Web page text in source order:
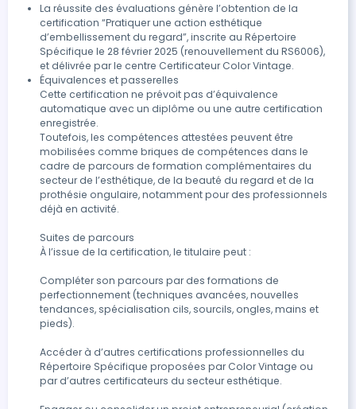
prestation complète réalisée par l'apprenant(e) -
Analyse des photos avant et après la prestation -
Conseils personnalisés pour perfectionner les gestes et
maîtriser les timings - Rappel des consignes de suivi et
d’entretien à transmettre à la cliente 3) Technique des
extensions méthode mixte (cil à cil et bouquets pré
faits) - Présentation du protocole des extensions
méthode mixte (cil à cil et bouquets pré faits) -
Réalisation de la prestation : phase préparatoire des
cils, sécurisation des cils inférieurs, création du
mapping (tailles, courbure, diamètre, isolation des cils
naturels, fusion de l'extension sur le cils naturels,
analyse du résultat. - Réalisation d'une dépose sur tête
cils inférieurs, application et maîtrise de la lotion de
dépose, maîtrise du retrait des extensions, phase finale
et application des produits de nettoyage sur les cils
naturels. - Analyse de la prestation complète réalisée
par l'apprenant(e) - Analyse des photos avant et
après la prestation - Conseils personnalisés pour
Rappel des consignes de suivi et d’entretien à
transmettre à la cliente 4) Technique des extensions
La réussite des évaluations génère l’obtention de la
certification “Pratiquer une action esthétique
d’embellissement du regard”, inscrite au Répertoire
Spécifique le 28 février 2025 (renouvellement du RS6006),
et délivrée par le centre Certificateur Color Vintage.
Équivalences et passerelles
Cette certification ne prévoit pas d’équivalence
automatique avec un diplôme ou une autre certification
enregistrée.
Toutefois, les compétences attestées peuvent être
mobilisées comme briques de compétences dans le
cadre de parcours de formation complémentaires du
secteur de l’esthétique, de la beauté du regard et de la
prothésie ongulaire, notamment pour des professionnels
déjà en activité.
Suites de parcours
À l’issue de la certification, le titulaire peut :
Compléter son parcours par des formations de
perfectionnement (techniques avancées, nouvelles
tendances, spécialisation cils, sourcils, ongles, mains et
pieds).
Accéder à d’autres certifications professionnelles du
Répertoire Spécifique proposées par Color Vintage ou
par d’autres certificateurs du secteur esthétique.